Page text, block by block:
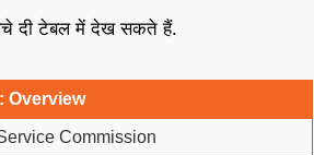
दी टेबल में देख सकते हैं.
Overview
Commission